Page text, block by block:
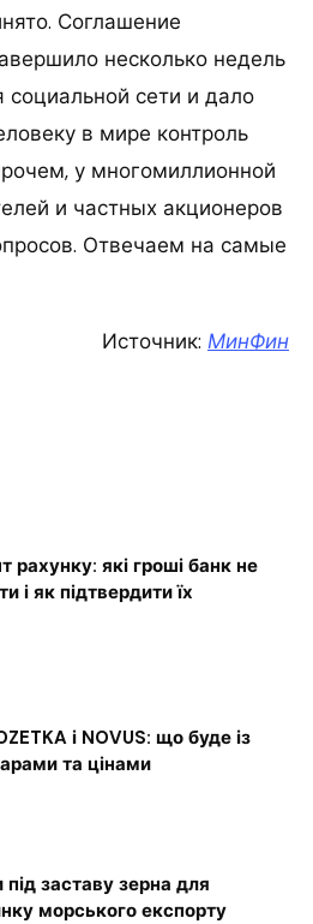
Соглашение
несколько недель
социальной сети и дало
в мире контроль
у многомиллионной
и частных акционеров
Отвечаем на самые
Источник: МинФин
які гроші банк не
і як підтвердити їх
і NOVUS: що буде із
та цінами
заставу зерна для
морського експорту